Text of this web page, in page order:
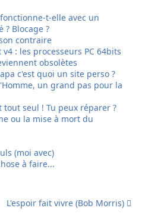
a
g
e
a
g
E
a
g
e
r
p
a
r
m
s
a
g
e
r
p
a
r
M
S
t-elle avec un
Blocage ?
contraire
v4 : les processeurs PC 64bits
obsolètes
c'est quoi un site perso ?
un grand pas pour la
tout seul ! Tu peux réparer ?
ou la mise à mort du
(moi avec)
à faire...
L'espoir fait vivre (Bob Morris)